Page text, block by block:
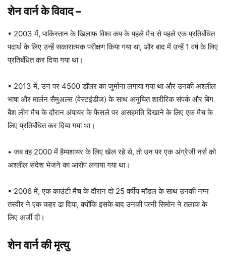
शेन वार्नके विवाद–
• 2003 में, पाकिस्तान के खिलाफ विश्व कप के पहले मैच से पहले एक प्रतिबंधित
पदार्थ के लिए उन्हें सकारात्मक परीक्षण किया गया था, और बाद में उन्हें 1 वर्ष के लिए
प्रतिबंधित कर दिया गया था।
• 2013 में, उन पर 4500 डॉलर का जुर्माना लगाया गया था और उनकी अश्लील
भाषा और मार्लन सैमुअल्स (वेस्टइंडीज) के साथ अनुचित शारीरिक संपर्क और बिग
बैश लीग मैच के दौरान अंपायर के फैसले पर असहमति दिखाने के लिए एक मैच के
लिए प्रतिबंधित कर दिया गया था।
• जब वह 2000 में हैम्पशायर के लिए खेल रहे थे, तो उन पर एक अंग्रेजी नर्स को
अश्लील संदेश भेजने का आरोप लगाया गया था।
• 2006 में, एक काउंटी मैच के दौरान दो 25 वर्षीय मॉडल के साथ उनकी नग्न
तस्वीर ने एक कहर ढा दिया, क्योंकि इसके बाद उनकी पत्नी सिमोन ने तलाक के
लिए अर्जी दी।
शेन वार्नकी मृत्यु